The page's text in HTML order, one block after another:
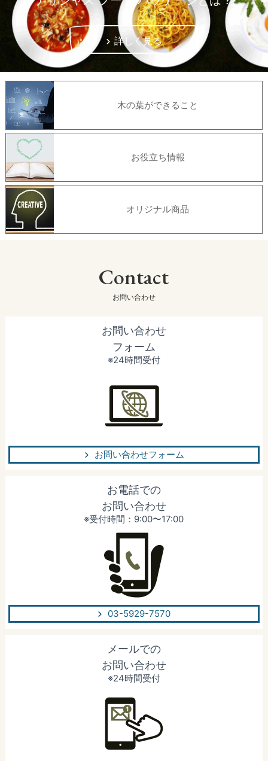
詳しく見る
木の葉ができること
お役立ち情報
オリジナル商品
Contact
お問い合わせ
お問い合わせ
フォーム
※24時間受付
お問い合わせフォーム
お電話での
お問い合わせ
※受付時間：9:00〜17:00
03-5929-7570
メールでの
お問い合わせ
※24時間受付